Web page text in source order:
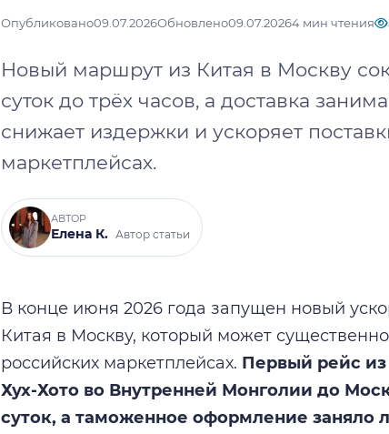
Опубликовано09.07.2026Обновлено09.07.20264 мин чтения
Новый маршрут из Китая в Москву
суток до трёх часов, а доставка
снижает издержки и ускоряет
маркетплейсах.
АВТОР
Елена К. Автор статьи
В конце июня 2026 года запущен новый
Китая в Москву, который может
российских маркетплейсах. Первый рейс
Хух-Хото во Внутренней Монголии до
суток, а таможенное оформление заняло